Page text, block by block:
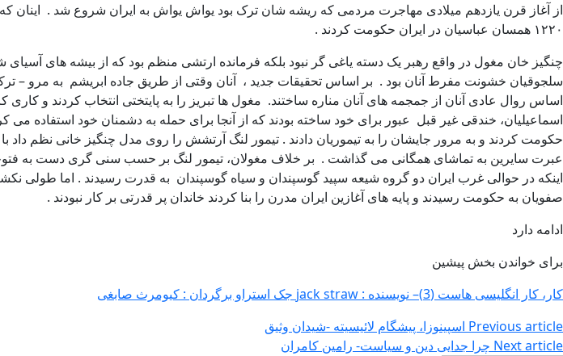
۱۲۲۰ همسان عباسیان در ایران حکومت کردند .
چنگیز خان مغول در واقع رهبر یک دسته یاغی گر نبود بلکه فرمانده ارتشی منظم بود که از بیشه های
سلجوقیان خشونت مفرط آنان بود . بر اساس تحقیقات جدید ، آنان وقتی از طریق جاده ابریشم به مرو –
اساس روال عادی آنان از جمجمه های آنان مناره ساختند. مغول ها تبریز را به پایتختی انتخاب کردند و
حکومت کردند و به مرور جایشان را به تیموریان دادند . تیمور لنگ آرتشش را روی مدل چنگیز خانی نظم
صفویان به حکومت رسیدند و پایه های آغازین ایران مدرن را بنا کردند خاندان پر قدرتی بر کار نبودند .
ادامه دارد
برای خواندن بخش پیشین
کار، کار انگلیسی هاست (3)– نویسنده : jack straw جک استراو برگردان : کیومرث صابغی
Previous article اسپینوزا، پیشگام لائیسیته‌ -شیدان وثیق
Next article چرا جدایی دین و سیاست- رامین کامران